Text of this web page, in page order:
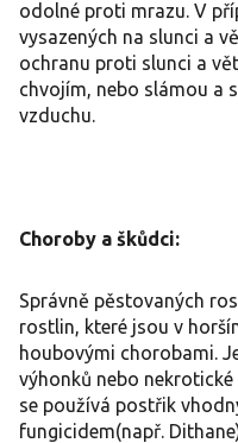
odolné proti mrazu. V
vysazených na slunci a
ochranu proti slunci a
chvojím, nebo slámou a
vzduchu.
Choroby a škůdci:
Správně pěstovaných
rostlin, které jsou v
houbovými chorobami.
výhonků nebo
se používá postřik
fungicidem(např.